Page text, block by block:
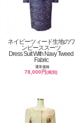
ネイビーツィード生地のワ
ンピーススーツ
Dress Suit With Navy Tweed
Fabric
通常価格
78,000円(税別)